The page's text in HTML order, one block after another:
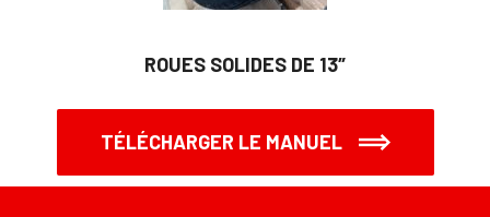
ROUES SOLIDES DE 13″
TÉLÉCHARGER LE MANUEL